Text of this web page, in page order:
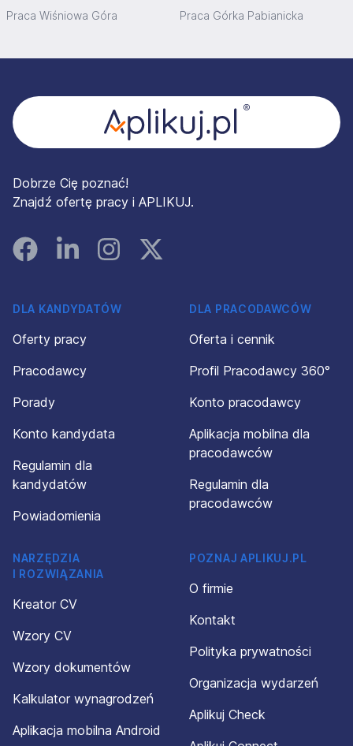
Praca Wiśniowa Góra Praca Górka Pabianicka
Dobrze Cię poznać!
Znajdź ofertę pracy i APLIKUJ.
FacebookLinked InInstagramInstagram
DLA KANDYDATÓW
Oferty pracy
Pracodawcy
Porady
Konto kandydata
Regulamin dla
kandydatów
Powiadomienia
DLA PRACODAWCÓW
Oferta i cennik
Profil Pracodawcy 360°
Konto pracodawcy
Aplikacja mobilna dla
pracodawców
Regulamin dla
pracodawców
NARZĘDZIA
I ROZWIĄZANIA
Kreator CV
Wzory CV
Wzory dokumentów
Kalkulator wynagrodzeń
Aplikacja mobilna Android
POZNAJ APLIKUJ.PL
O firmie
Kontakt
Polityka prywatności
Organizacja wydarzeń
Aplikuj Check